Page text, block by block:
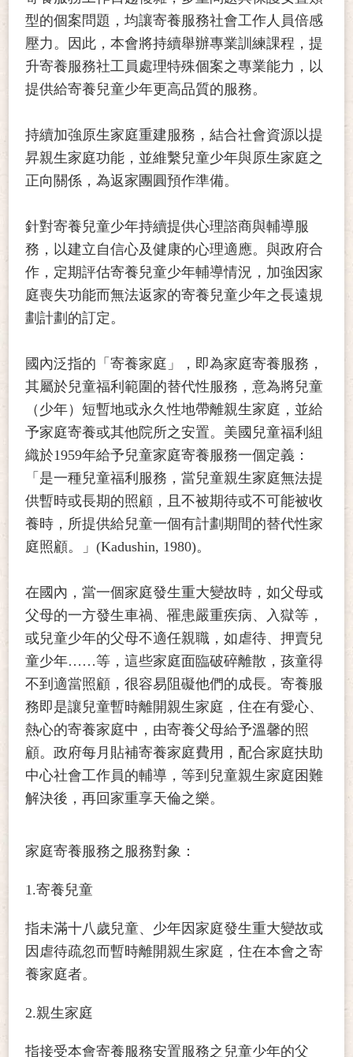
型的個案問題，均讓寄養服務社會工作人員倍感
壓力。因此，本會將持續舉辦專業訓練課程，提
升寄養服務社工員處理特殊個案之專業能力，以
提供給寄養兒童少年更高品質的服務。
持續加強原生家庭重建服務，結合社會資源以提
昇親生家庭功能，並維繫兒童少年與原生家庭之
正向關係，為返家團圓預作準備。
針對寄養兒童少年持續提供心理諮商與輔導服
務，以建立自信心及健康的心理適應。與政府合
作，定期評估寄養兒童少年輔導情況，加強因家
庭喪失功能而無法返家的寄養兒童少年之長遠規
劃計劃的訂定。
國內泛指的「寄養家庭」，即為家庭寄養服務，
其屬於兒童福利範圍的替代性服務，意為將兒童
（少年）短暫地或永久性地帶離親生家庭，並給
予家庭寄養或其他院所之安置。美國兒童福利組
織於1959年給予兒童家庭寄養服務一個定義：
「是一種兒童福利服務，當兒童親生家庭無法提
供暫時或長期的照顧，且不被期待或不可能被收
養時，所提供給兒童一個有計劃期間的替代性家
庭照顧。」(Kadushin, 1980)。
在國內，當一個家庭發生重大變故時，如父母或
父母的一方發生車禍、罹患嚴重疾病、入獄等，
或兒童少年的父母不適任親職，如虐待、押賣兒
童少年……等，這些家庭面臨破碎離散，孩童得
不到適當照顧，很容易阻礙他們的成長。寄養服
務即是讓兒童暫時離開親生家庭，住在有愛心、
熱心的寄養家庭中，由寄養父母給予溫馨的照
顧。政府每月貼補寄養家庭費用，配合家庭扶助
中心社會工作員的輔導，等到兒童親生家庭困難
解決後，再回家重享天倫之樂。
家庭寄養服務之服務對象：
1.寄養兒童
指未滿十八歲兒童、少年因家庭發生重大變故或
因虐待疏忽而暫時離開親生家庭，住在本會之寄
養家庭者。
2.親生家庭
指接受本會寄養服務安置服務之兒童少年的父